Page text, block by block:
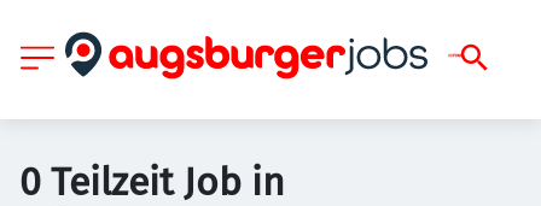
0 Teilzeit Job in